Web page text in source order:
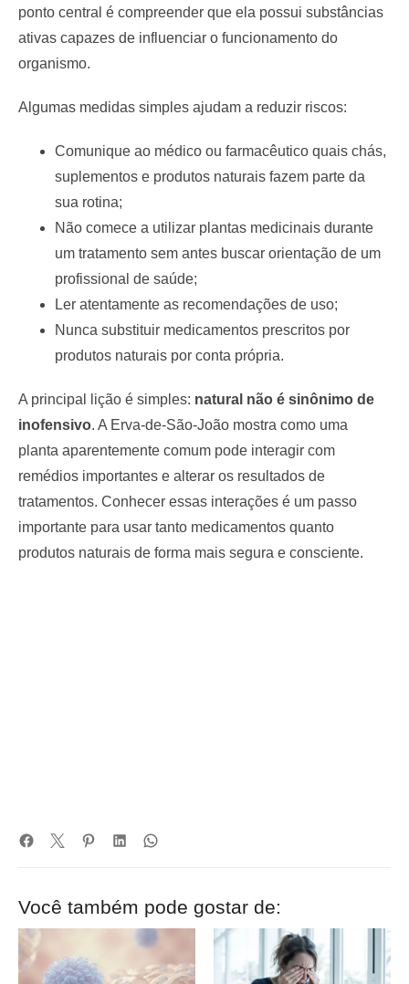
ponto central é compreender que ela possui substâncias
ativas capazes de influenciar o funcionamento do
organismo.
Algumas medidas simples ajudam a reduzir riscos:
Comunique ao médico ou farmacêutico quais chás,
suplementos e produtos naturais fazem parte da
sua rotina;
Não comece a utilizar plantas medicinais durante
um tratamento sem antes buscar orientação de um
profissional de saúde;
Ler atentamente as recomendações de uso;
Nunca substituir medicamentos prescritos por
produtos naturais por conta própria.
A principal lição é simples: natural não é sinônimo de
inofensivo. A Erva-de-São-João mostra como uma
planta aparentemente comum pode interagir com
remédios importantes e alterar os resultados de
tratamentos. Conhecer essas interações é um passo
importante para usar tanto medicamentos quanto
produtos naturais de forma mais segura e consciente.
Você também pode gostar de: